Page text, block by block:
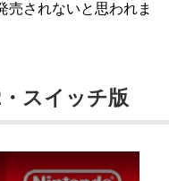
売されないと思われま
スイッチ版